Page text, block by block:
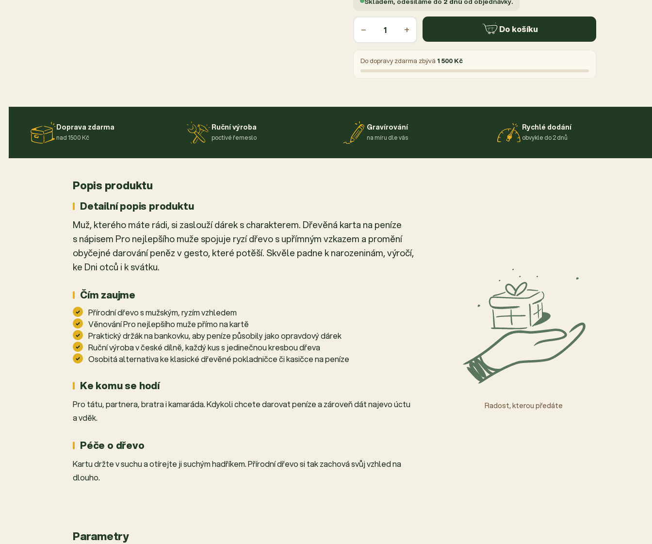
− + Do košíku
Do dopravy zdarma zbývá 1 500 Kč
Doprava zdarma
nad 1500 Kč
Ruční výroba
poctivé řemeslo
Gravírování
na míru dle vás
Rychlé dodání
obvykle do 2 dnů
Popis produktu
Detailní popis produktu
Muž, kterého máte rádi, si zaslouží dárek s charakterem. Dřevěná karta na peníze
s nápisem Pro nejlepšího muže spojuje ryzí dřevo s upřímným vzkazem a promění
obyčejné darování peněz v gesto, které potěší. Skvěle padne k narozeninám, výročí,
ke Dni otců i k svátku.
Čím zaujme
Přírodní dřevo s mužským, ryzím vzhledem
Věnování Pro nejlepšího muže přímo na kartě
Praktický držák na bankovku, aby peníze působily jako opravdový dárek
Ruční výroba v české dílně, každý kus s jedinečnou kresbou dřeva
Osobitá alternativa ke klasické dřevěné pokladničce či kasičce na peníze
Ke komu se hodí
Pro tátu, partnera, bratra i kamaráda. Kdykoli chcete darovat peníze a zároveň dát najevo úctu
a vděk.
Péče o dřevo
Kartu držte v suchu a otírejte ji suchým hadříkem. Přírodní dřevo si tak zachová svůj vzhled na
dlouho.
Radost, kterou předáte
Parametry